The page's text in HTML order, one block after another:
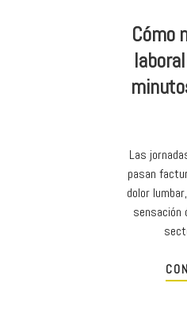
Cómo
Las
pasan
dolor
sensación